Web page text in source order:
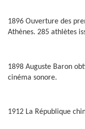
1896 Ouverture des
Athènes. 285 athlètes
1898 Auguste Baron
cinéma sonore.
1912 La République